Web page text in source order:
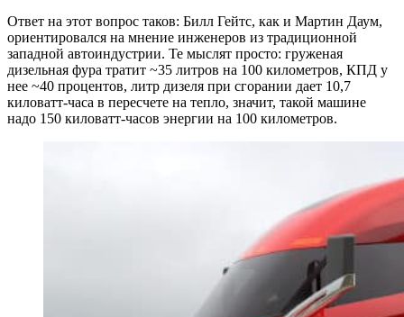
Ответ на этот вопрос таков: Билл Гейтс, как и Мартин Даум,
ориентировался на мнение инженеров из традиционной
западной автоиндустрии. Те мыслят просто: груженая
дизельная фура тратит ~35 литров на 100 километров, КПД у
нее ~40 процентов, литр дизеля при сгорании дает 10,7
киловатт-часа в пересчете на тепло, значит, такой машине
надо 150 киловатт-часов энергии на 100 километров.